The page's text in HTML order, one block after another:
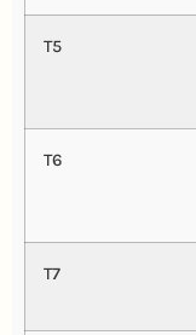
T5
T6
T7